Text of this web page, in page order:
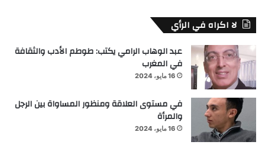
لا اكراه في الرأي
عبد الوهاب الرامي يكتب: طوطم الأدب والثقافة
في المغرب
16 مايو، 2024
في مستوى العلاقة ومنظور المساواة بين الرجل
والمرأة
16 مايو، 2024